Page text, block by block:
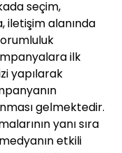
seçim,
iletişim alanında
ilk
yapılarak
gelmektedir.
yanı sıra
etkili